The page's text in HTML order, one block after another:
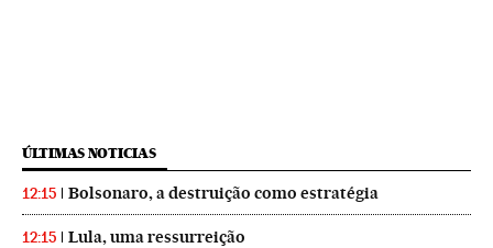
ÚLTIMAS NOTICIAS
12:15 Bolsonaro, a destruição como estratégia
12:15 Lula, uma ressurreição